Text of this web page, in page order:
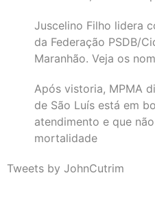
Juscelino Filho lidera
da Federação PSDB/
Maranhão. Veja os
Após vistoria, MPMA
de São Luís está em
atendimento e que
mortalidade
Tweets by JohnCutrim